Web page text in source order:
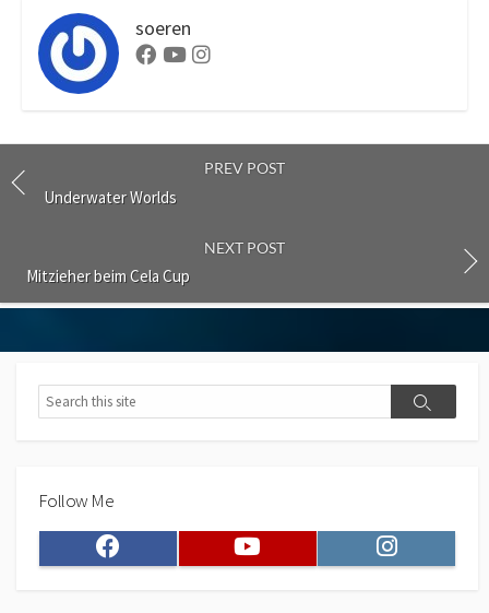
soeren
Facebook
YoutubeInstagram
PREV POST
Underwater Worlds
NEXT POST
Mitzieher beim Cela Cup
Search
Search
Follow Me
Facebook Instagram